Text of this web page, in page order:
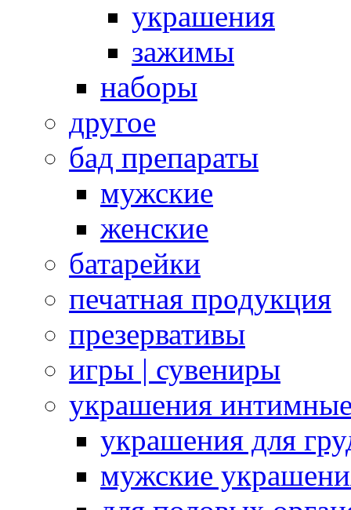
украшения
зажимы
наборы
другое
бад препараты
мужские
женские
батарейки
печатная продукция
презервативы
игры | сувениры
украшения
украшения для
мужские